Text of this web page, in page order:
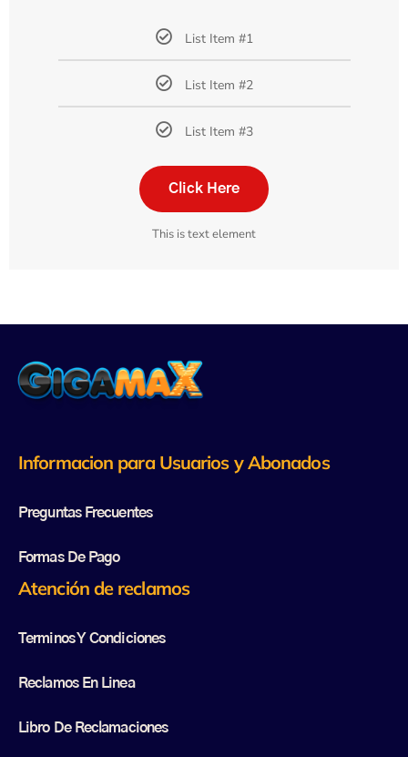
List Item #1
List Item #2
List Item #3
Click Here
This is text element
Informacion para Usuarios y Abonados
Preguntas Frecuentes
Formas De Pago
Atención de reclamos
Terminos Y Condiciones
Reclamos En Linea
Libro De Reclamaciones